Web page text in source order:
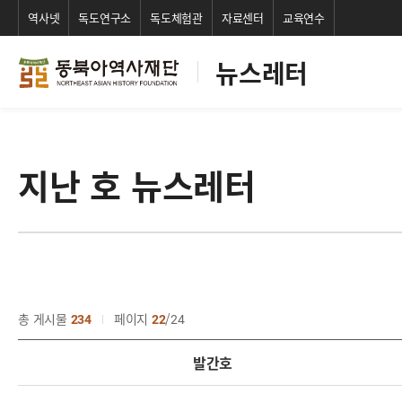
역사넷 독도연구소 독도체험관 자료센터 교육연수
뉴스레터
지난 호 뉴스레터
총 게시물 234 페이지 22 24
발간호